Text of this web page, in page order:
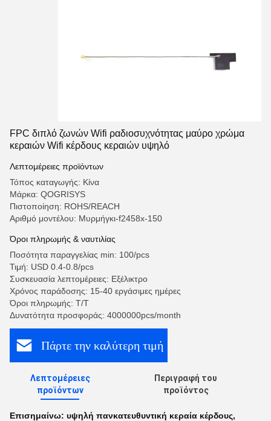
FPC διπλό ζωνών Wifi ραδιοσυχνότητας μαύρο χρώμα
κεραιών Wifi κέρδους κεραιών υψηλό
Λεπτομέρειες προϊόντων
Τόπος καταγωγής: Κίνα
Μάρκα: QOGRISYS
Πιστοποίηση: ROHS/REACH
Αριθμό μοντέλου: Μυρμήγκι-f2458x-150
Όροι πληρωμής & ναυτιλίας
Ποσότητα παραγγελίας min: 100/pcs
Τιμή: USD 0.4-0.8/pcs
Συσκευασία λεπτομέρειες: Εξέλικτρο
Χρόνος παράδοσης: 15-40 εργάσιμες ημέρες
Όροι πληρωμής: T/T
Δυνατότητα προσφοράς: 4000000pcs/month
Πάρτε την καλύτερη τιμή
Λεπτομέρειες
προϊόντων
Περιγραφή του
προϊόντος
Επισημαίνω: υψηλή πανκατευθυντική κεραία κέρδους,